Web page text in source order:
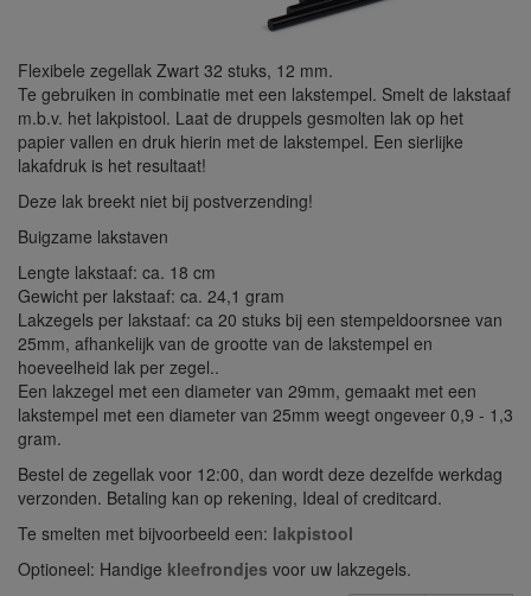
Flexibele zegellak Zwart 32 stuks, 12 mm.
Te gebruiken in combinatie met een lakstempel. Smelt de lakstaaf
m.b.v. het lakpistool. Laat de druppels gesmolten lak op het
papier vallen en druk hierin met de lakstempel. Een sierlijke
lakafdruk is het resultaat!
Deze lak breekt niet bij postverzending!
Buigzame lakstaven
Lengte lakstaaf: ca. 18 cm
Gewicht per lakstaaf: ca. 24,1 gram
Lakzegels per lakstaaf: ca 20 stuks bij een stempeldoorsnee van
25mm, afhankelijk van de grootte van de lakstempel en
hoeveelheid lak per zegel..
Een lakzegel met een diameter van 29mm, gemaakt met een
lakstempel met een diameter van 25mm weegt ongeveer 0,9 - 1,3
gram.
Bestel de zegellak voor 12:00, dan wordt deze dezelfde werkdag
verzonden. Betaling kan op rekening, Ideal of creditcard.
Te smelten met bijvoorbeeld een: lakpistool
Optioneel: Handige kleefrondjes voor uw lakzegels.